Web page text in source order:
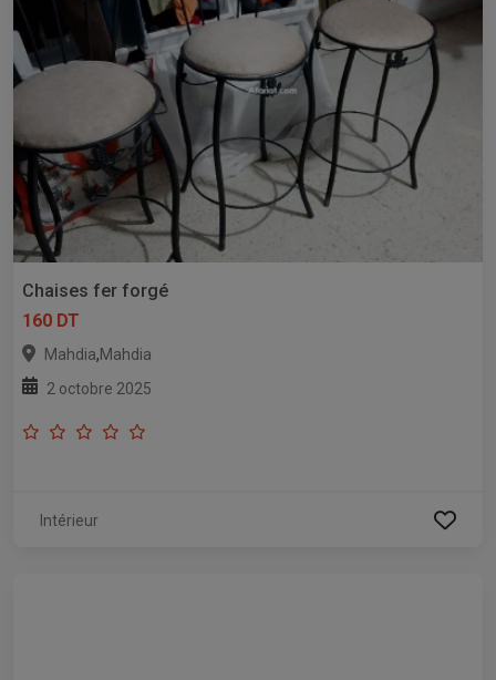
Chaises fer forgé
160 DT
Mahdia,Mahdia
2 octobre 2025
Intérieur